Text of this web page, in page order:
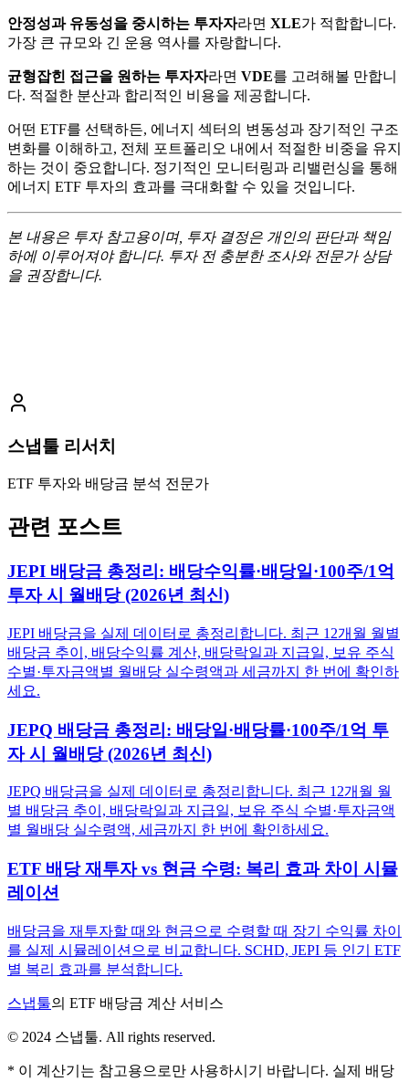
안정성과 유동성을 중시하는 투자자라면 XLE가 적합합니다.
가장 큰 규모와 긴 운용 역사를 자랑합니다.
균형잡힌 접근을 원하는 투자자라면 VDE를 고려해볼 만합니
다. 적절한 분산과 합리적인 비용을 제공합니다.
어떤 ETF를 선택하든, 에너지 섹터의 변동성과 장기적인 구조
변화를 이해하고, 전체 포트폴리오 내에서 적절한 비중을 유지
하는 것이 중요합니다. 정기적인 모니터링과 리밸런싱을 통해
에너지 ETF 투자의 효과를 극대화할 수 있을 것입니다.
본 내용은 투자 참고용이며, 투자 결정은 개인의 판단과 책임
하에 이루어져야 합니다. 투자 전 충분한 조사와 전문가 상담
을 권장합니다.
스냅툴 리서치
ETF 투자와 배당금 분석 전문가
관련 포스트
JEPI 배당금 총정리: 배당수익률·배당일·100주/1억
투자 시 월배당 (2026년 최신)
JEPI 배당금을 실제 데이터로 총정리합니다. 최근 12개월 월별
배당금 추이, 배당수익률 계산, 배당락일과 지급일, 보유 주식
수별·투자금액별 월배당 실수령액과 세금까지 한 번에 확인하
세요.
JEPQ 배당금 총정리: 배당일·배당률·100주/1억 투
자 시 월배당 (2026년 최신)
JEPQ 배당금을 실제 데이터로 총정리합니다. 최근 12개월 월
별 배당금 추이, 배당락일과 지급일, 보유 주식 수별·투자금액
별 월배당 실수령액, 세금까지 한 번에 확인하세요.
ETF 배당 재투자 vs 현금 수령: 복리 효과 차이 시뮬
레이션
배당금을 재투자할 때와 현금으로 수령할 때 장기 수익률 차이
를 실제 시뮬레이션으로 비교합니다. SCHD, JEPI 등 인기 ETF
별 복리 효과를 분석합니다.
스냅툴의 ETF 배당금 계산 서비스
© 2024 스냅툴. All rights reserved.
* 이 계산기는 참고용으로만 사용하시기 바랍니다. 실제 배당